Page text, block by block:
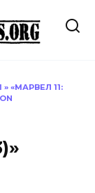
» «МАРВЕЛ 11: